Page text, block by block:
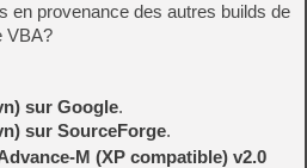
en provenance des autres builds de
VBA?
sur Google.
sur SourceForge.
M (XP compatible) v2.0